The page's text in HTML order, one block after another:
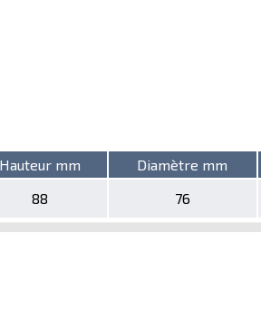
Hauteur mm Diamètre mm
88 76